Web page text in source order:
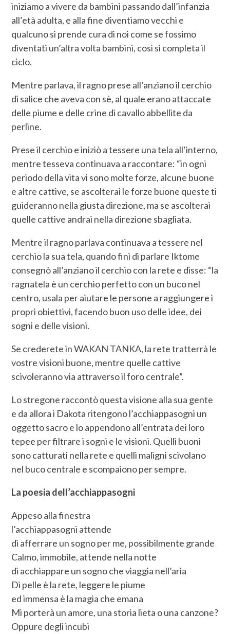
iniziamo a vivere da bambini passando dall’infanzia
all’età adulta, e alla fine diventiamo vecchi e
qualcuno si prende cura di noi come se fossimo
diventati un’altra volta bambini, così si completa il
ciclo.
Mentre parlava, il ragno prese all’anziano il cerchio
di salice che aveva con sè, al quale erano attaccate
delle piume e delle crine di cavallo abbellite da
perline.
Prese il cerchio e iniziò a tessere una tela all’interno,
mentre tesseva continuava a raccontare: “in ogni
periodo della vita vi sono molte forze, alcune buone
e altre cattive, se ascolterai le forze buone queste ti
guideranno nella giusta direzione, ma se ascolterai
quelle cattive andrai nella direzione sbagliata.
Mentre il ragno parlava continuava a tessere nel
cerchio la sua tela, quando finì di parlare Iktome
consegnò all’anziano il cerchio con la rete e disse: “la
ragnatela è un cerchio perfetto con un buco nel
centro, usala per aiutare le persone a raggiungere i
propri obiettivi, facendo buon uso delle idee, dei
sogni e delle visioni.
Se crederete in WAKAN TANKA, la rete tratterrà le
vostre visioni buone, mentre quelle cattive
scivoleranno via attraverso il foro centrale”.
Lo stregone raccontò questa visione alla sua gente
e da allora i Dakota ritengono l’acchiappasogni un
oggetto sacro e lo appendono all’entrata dei loro
tepee per filtrare i sogni e le visioni. Quelli buoni
sono catturati nella rete e quelli maligni scivolano
nel buco centrale e scompaiono per sempre.
La poesia dell’acchiappasogni
Appeso alla finestra
l’acchiappasogni attende
di afferrare un sogno per me, possibilmente grande
Calmo, immobile, attende nella notte
di acchiappare un sogno che viaggia nell’aria
Di pelle è la rete, leggere le piume
ed immensa è la magia che emana
Mi porterà un amore, una storia lieta o una canzone?
Oppure degli incubi